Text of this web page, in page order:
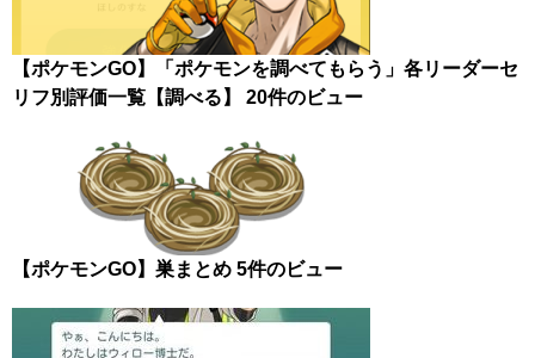
【ポケモンGO】「ポケモンを調べてもらう」各リーダーセ
リフ別評価一覧【調べる】
20件のビュー
【ポケモンGO】巣まとめ 5件のビュー